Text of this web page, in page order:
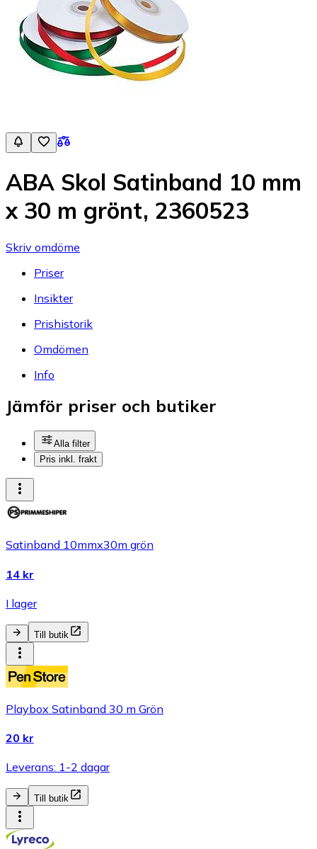
ABA Skol Satinband 10 mm
x 30 m grönt, 2360523
Skriv omdöme
Priser
Insikter
Prishistorik
Omdömen
Info
Jämför priser och butiker
Alla filter
Pris inkl. frakt
Satinband 10mmx30m grön
14 kr
I lager
Till butik
Playbox Satinband 30 m Grön
20 kr
Leverans: 1-2 dagar
Till butik